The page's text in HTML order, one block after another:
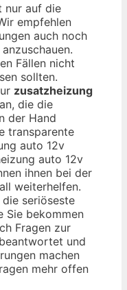
nur auf die
empfehlen
auch noch
Fällen nicht
sollten.
zusatzheizung
die die
der Hand
transparente
auto 12v
auto 12v
ihnen bei der
weiterhelfen.
seriöseste
Sie bekommen
Fragen zur
und
machen
mehr offen